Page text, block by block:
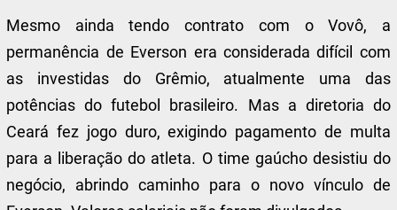
Mesmo ainda tendo contrato com o Vovô, a
permanência de Everson era considerada difícil com
as investidas do Grêmio, atualmente uma das
potências do futebol brasileiro. Mas a diretoria do
Ceará fez jogo duro, exigindo pagamento de multa
para a liberação do atleta. O time gaúcho desistiu do
negócio, abrindo caminho para o novo vínculo de